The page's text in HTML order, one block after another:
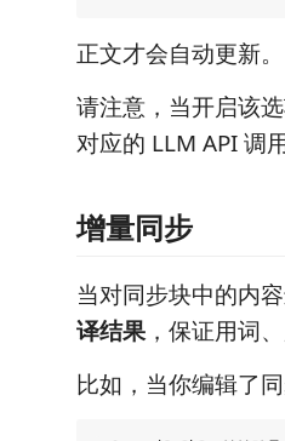
正文才会自动更新。
请注意，当开启该
对应的 LLM API 调
增量同步
当对同步块中的内
译结果，保证用词、
比如，当你编辑了